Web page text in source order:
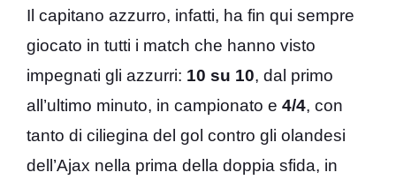
Il capitano azzurro, infatti, ha fin qui sempre
giocato in tutti i match che hanno visto
impegnati gli azzurri: 10 su 10, dal primo
all’ultimo minuto, in campionato e 4/4, con
tanto di ciliegina del gol contro gli olandesi
dell’Ajax nella prima della doppia sfida, in